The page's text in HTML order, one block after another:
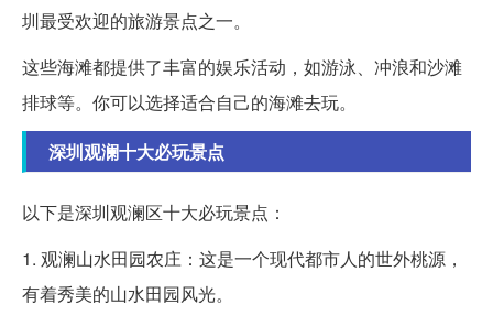
圳最受欢迎的旅游景点之一。
这些海滩都提供了丰富的娱乐活动，如游泳、冲浪和沙滩
排球等。你可以选择适合自己的海滩去玩。
深圳观澜十大必玩景点
以下是深圳观澜区十大必玩景点：
1. 观澜山水田园农庄：这是一个现代都市人的世外桃源，
有着秀美的山水田园风光。